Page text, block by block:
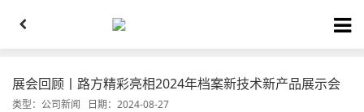
展会回顾丨路方精彩亮相2024年档案新技术新产品展示会
类型： 公司新闻 日期：2024-08-27